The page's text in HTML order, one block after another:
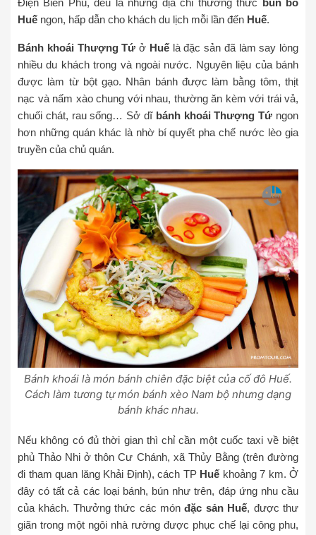
Huế ngon, hấp dẫn cho khách du lịch mỗi lần đến Huế.
Bánh khoái Thượng Tứ ở Huếlà đặc sản đã làm say lòng
nhiều du khách trong và ngoài nước. Nguyên liệu của bánh
được làm từ bột gạo. Nhân bánh được làm bằng tôm, thịt
nạc và nấm xào chung với nhau, thường ăn kèm với trái vả,
chuối chát, rau sống… Sở dĩ bánh khoái Thượng Tứ ngon
hơn những quán khác là nhờ bí quyết pha chế nước lèo gia
truyền của chủ quán.
Bánh khoái là món bánh chiên đặc biệt của cố đô Huế.
Cách làm tương tự món bánh xèo Nam bộ nhưng dạng
bánh khác nhau.
Nếu không có đủ thời gian thì chỉ cần một cuốc taxi về biệt
phủ Thảo Nhi ở thôn Cư Chánh, xã Thủy Bằng (trên đường
đi tham quan lăng Khải Định), cách TP Huế khoảng 7 km. Ở
đây có tất cả các loại bánh, bún như trên, đáp ứng nhu cầu
của khách. Thưởng thức các mónđặc sản Huế, được thư
giãn trong một ngôi nhà rường được phục chế lại công phu,